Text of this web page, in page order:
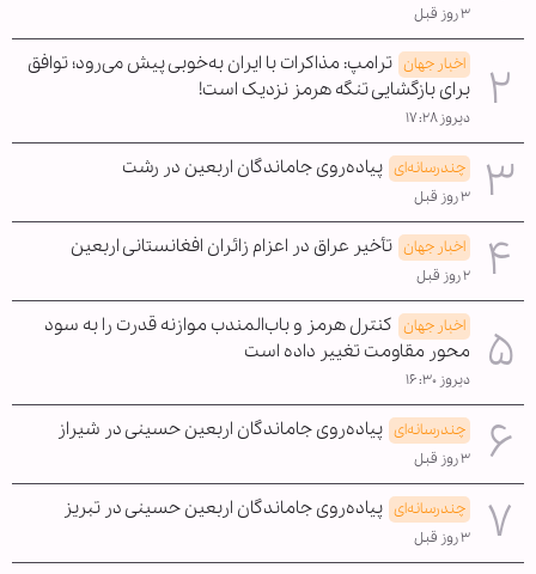
۳ روز قبل
اخبار جهان ترامپ: مذاکرات با ایران به‌خوبی پیش می‌رود؛ توافق
برای بازگشایی تنگه هرمز نزدیک است!
دیروز ۱۷:۲۸
چندرسانه‌ای پیاده‌روی جاماندگان اربعین در رشت
۳ روز قبل
اخبار جهان تأخیر عراق در اعزام زائران افغانستانی اربعین
۲ روز قبل
اخبار جهان کنترل هرمز و باب‌المندب موازنه قدرت را به سود
محور مقاومت تغییر داده است
دیروز ۱۶:۳۰
چندرسانه‌ای پیاده‌روی جاماندگان اربعین حسینی در شیراز
۳ روز قبل
چندرسانه‌ای پیاده‌روی جاماندگان اربعین حسینی در تبریز
۳ روز قبل